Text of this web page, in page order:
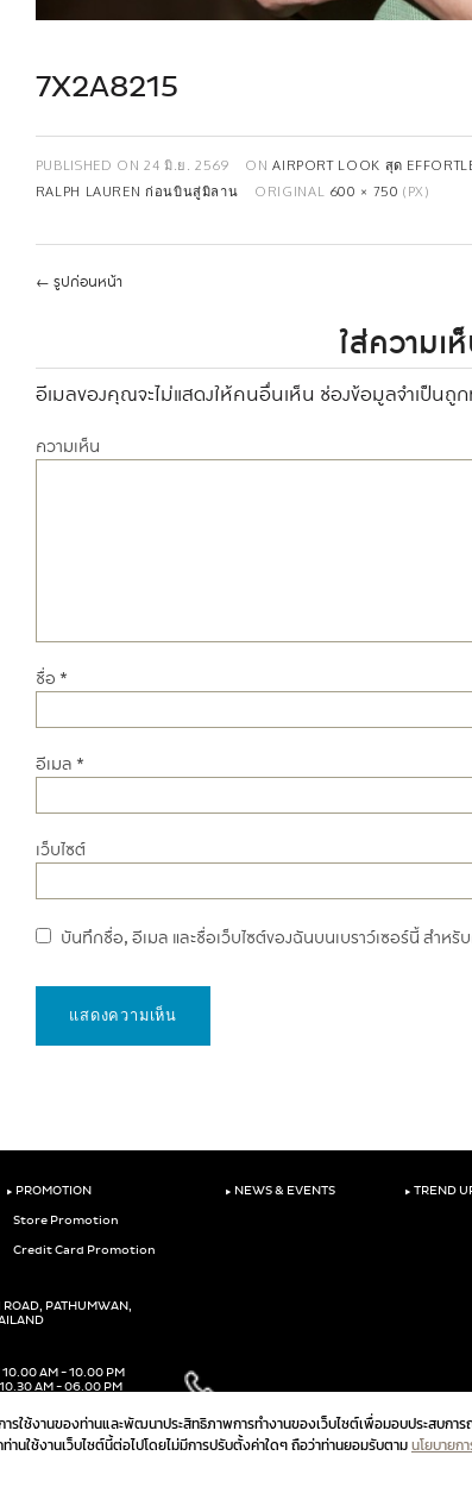
ารใช้งานของท่านและพัฒนาประสิทธิภาพการทำงานของเว็บไซต์เพื่อมอบประสบกา
านใช้งานเว็บไซต์นี้ต่อไปโดยไม่มีการปรับตั้งค่าใดๆ ถือว่าท่านยอมรับตามนโยบายก
7X2A8215
PUBLISHED ON 24 มิ.ย. 2569 ONAIRPORT LOOK สุด
RALPH LAUREN ก่อนบินสู่มิลาน
ORIGINAL 600 × 750 (PX)
← รูปก่อนหน้า
ใส่ความเ
อีเมลของคุณจะไม่แสดงให้คนอื่นเห็น ช่องข้อมูลจำเป็นถู
ความเห็น
ชื่อ *
อีเมล *
เว็บไซต์
บันทึกชื่อ, อีเมล และชื่อเว็บไซต์ของฉันบนเบราว์เซอร์นี้ สำหรั
‣ PROMOTION
Store Promotion
Credit Card Promotion
‣ NEWS & EVENTS ‣ TREND
ROAD, PATHUMWAN,
10.00 AM - 10.00 PM
AM - 06.00 PM